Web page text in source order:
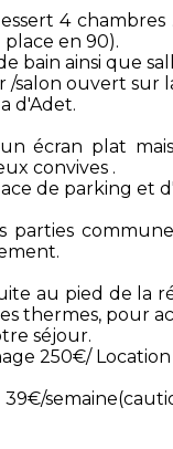
4
en 90).
bain ainsi que
/salon ouvert
d'Adet.
écran plat
convives .
de parking et
parties
au pied de la
thermes, pour
séjour.
250€/ Location